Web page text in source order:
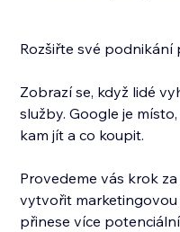
Rozšiřte své podnikání
Zobrazí se, když lidé
služby. Google je
kam jít a co koupit.
Provedeme vás krok
vytvořit marketingovou
přinese více